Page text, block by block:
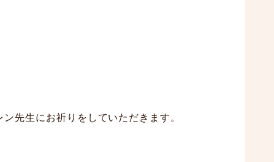
先生にお祈りをしていただきます。